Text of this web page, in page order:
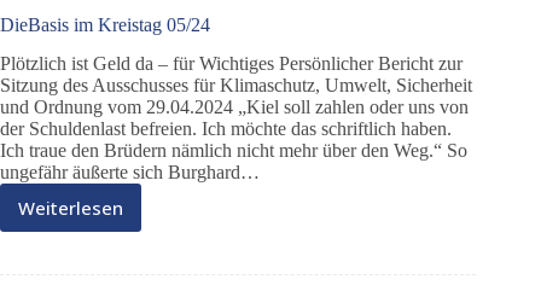
DieBasis im Kreistag 05/24
Plötzlich ist Geld da – für Wichtiges Persönlicher Bericht zur
Sitzung des Ausschusses für Klimaschutz, Umwelt, Sicherheit
und Ordnung vom 29.04.2024 „Kiel soll zahlen oder uns von
der Schuldenlast befreien. Ich möchte das schriftlich haben.
Ich traue den Brüdern nämlich nicht mehr über den Weg.“ So
ungefähr äußerte sich Burghard…
Weiterlesen
DieBasis